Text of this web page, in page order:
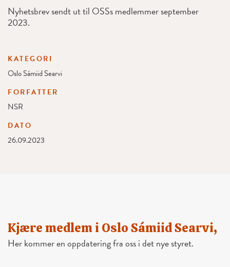
Nyhetsbrev sendt ut til OSSs medlemmer september
2023.
KATEGORI
Oslo Sámiid Searvi
FORFATTER
NSR
DATO
26.09.2023
Kjære medlem i Oslo Sámiid Searvi,
Her kommer en oppdatering fraossi det nye styret.